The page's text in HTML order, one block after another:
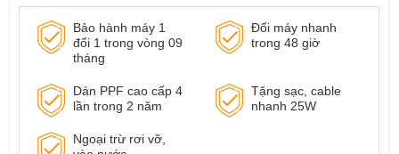
Bảo hành máy 1
đổi 1 trong vòng 09
tháng
Đổi máy nhanh
trong 48 giờ
Dán PPF cao cấp 4
lần trong 2 năm
Tặng sạc, cable
nhanh 25W
Ngoại trừ rơi vỡ,